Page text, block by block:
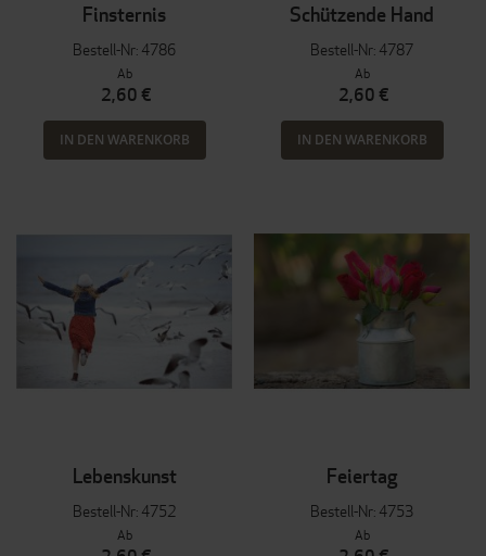
Finsternis
Bestell-Nr: 4786
Ab
2,60 €
IN DEN WARENKORB
Schützende Hand
Bestell-Nr: 4787
Ab
2,60 €
IN DEN WARENKORB
Lebenskunst
Bestell-Nr: 4752
Ab
Feiertag
Bestell-Nr: 4753
Ab